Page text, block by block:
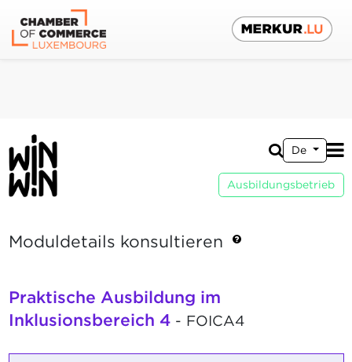
De
Ausbildungsbetrieb
Moduldetails konsultieren
Praktische Ausbildung im
Inklusionsbereich 4- FOICA4